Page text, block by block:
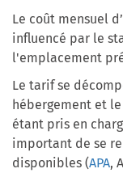
Le coût mensuel
influencé par le
l'emplacement
Le tarif se
hébergement et
étant pris en
important de se
disponibles (APA,